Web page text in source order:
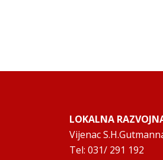
LOKALNA
Vijenac
Tel: 031/ 291 192